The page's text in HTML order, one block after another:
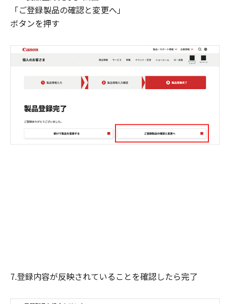
「ご登録製品の確認と変更へ」
ボタンを押す
7.登録内容が反映されていることを確認したら完了